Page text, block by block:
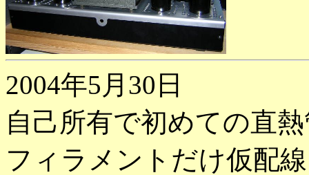
2004年5月30日
自己所有で初めての直
フィラメントだけ仮配